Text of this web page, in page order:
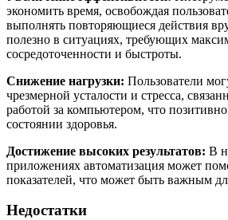
экономить время, освобождая
выполнять повторяющиеся действия
полезно в ситуациях, требующих
сосредоточенности и быстроты.
Снижение нагрузки: Пользователи
чрезмерной усталости и стресса,
работой за компьютером, что
состоянии здоровья.
Достижение высоких результатов: В
приложениях автоматизация может
показателей, что может быть важным
Недостатки